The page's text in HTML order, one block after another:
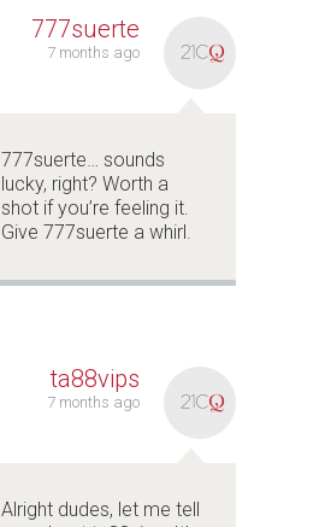
777suerte
7 months ago
777suerte… sounds
lucky, right? Worth a
shot if you’re feeling it.
Give 777suerte a whirl.
ta88vips
7 months ago
Alright dudes, let me tell